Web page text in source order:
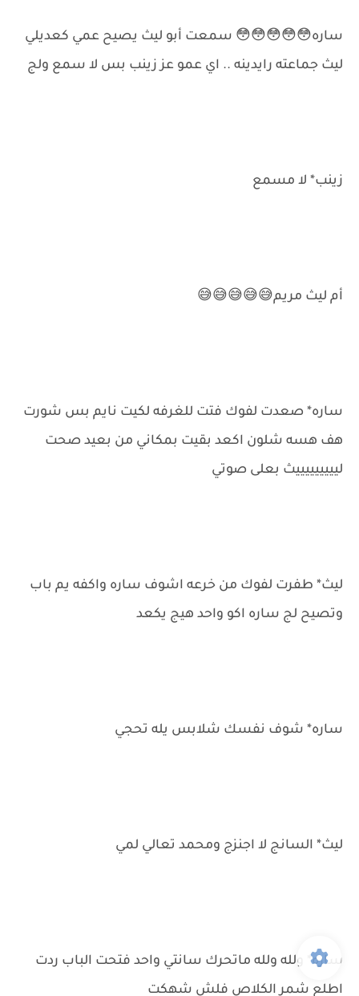
ساره😳😳😳😳😳 سمعت أبو ليث يصيح عمي كعديلي
ليث جماعته رايدينه .. اي عمو عز زينب بس لا سمع ولج
زينب* لا مسمع
أم ليث مريم😅😅😅😅😅
ساره* صعدت لفوك فتت للغرفه لكيت نايم بس شورت
هف هسه شلون اكعد بقيت بمكاني من بعيد صحت
ليييييييييث بعلى صوتي
ليث* طفرت لفوك من خرعه اشوف ساره واكفه يم باب
وتصيح لج ساره اكو واحد هيج يكعد
ساره* شوف نفسك شلابس يله تحجي
ليث* السانج لا اجنزج ومحمد تعالي لمي
ساره* ولله ولله ماتحرك سانتي واحد فتحت الباب ردت
اطلع شمر الكلاص فلش شهكت